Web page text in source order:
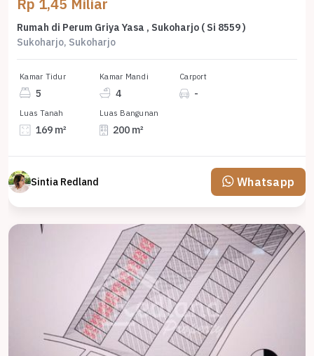
Rumah di Perum Griya Yasa , Sukoharjo ( Si 8559 )
Sukoharjo, Sukoharjo
Kamar Tidur
5
Kamar Mandi
4
Carport
-
Luas Tanah
169 m²
Luas Bangunan
200 m²
Sintia Redland Whatsapp